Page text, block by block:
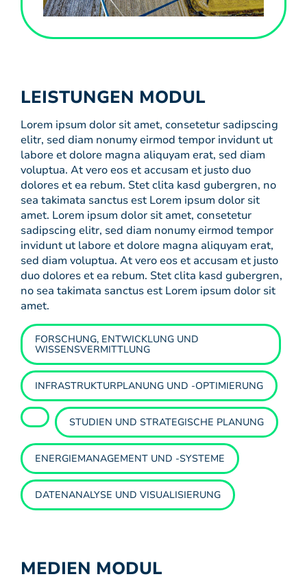
LEISTUNGEN MODUL
Lorem ipsum dolor sit amet, consetetur sadipscing
elitr, sed diam nonumy eirmod tempor invidunt ut
labore et dolore magna aliquyam erat, sed diam
voluptua. At vero eos et accusam et justo duo
dolores et ea rebum. Stet clita kasd gubergren, no
sea takimata sanctus est Lorem ipsum dolor sit
amet. Lorem ipsum dolor sit amet, consetetur
sadipscing elitr, sed diam nonumy eirmod tempor
invidunt ut labore et dolore magna aliquyam erat,
sed diam voluptua. At vero eos et accusam et justo
duo dolores et ea rebum. Stet clita kasd gubergren,
no sea takimata sanctus est Lorem ipsum dolor sit
amet.
FORSCHUNG, ENTWICKLUNG UND
WISSENSVERMITTLUNG
INFRASTRUKTURPLANUNG UND -OPTIMIERUNG
STUDIEN UND STRATEGISCHE PLANUNG
ENERGIEMANAGEMENT UND -SYSTEME
DATENANALYSE UND VISUALISIERUNG
MEDIEN MODUL